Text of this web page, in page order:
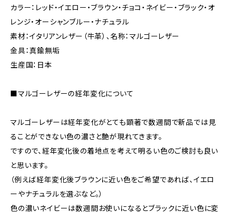
カラー：レッド・イエロー・ブラウン・チョコ・ネイビー・ブラック・オ
レンジ・オーシャンブルー・ナチュラル
素材：イタリアンレザー（牛革）、名称：マルゴーレザー
金具：真鍮無垢
生産国：日本
■マルゴーレザーの経年変化について
マルゴーレザーは経年変化がとても顕著で数週間で新品では見
ることができない色の濃さと艶が現れてきます。
ですので、経年変化後の着地点を考えて明るい色のご検討も良い
と思います。
（例えば経年変化後ブラウンに近い色をご希望であれば、イエロ
ーやナチュラルを選ぶなど。）
色の濃いネイビーは数週間お使いになるとブラックに近い色に変